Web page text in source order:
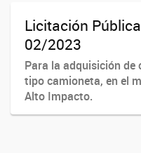
Licitación
02/2023
Para la adquisición
tipo camioneta, en el
Alto Impacto.